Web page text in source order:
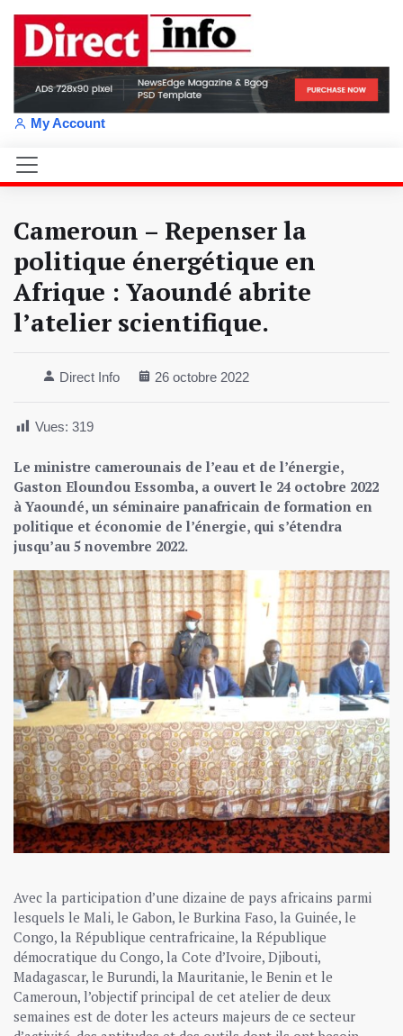
My Account
Cameroun – Repenser la
politique énergétique en
Afrique : Yaoundé abrite
l’atelier scientifique.
Direct Info 26 octobre 2022
Vues: 319
Le ministre camerounais de l’eau et de l’énergie,
Gaston Eloundou Essomba, a ouvert le 24 octobre 2022
à Yaoundé, un séminaire panafricain de formation en
politique et économie de l’énergie, qui s’étendra
jusqu’au 5 novembre 2022.
Avec la participation d’une dizaine de pays africains parmi
lesquels le Mali, le Gabon, le Burkina Faso, la Guinée, le
Congo, la République centrafricaine, la République
démocratique du Congo, la Cote d’Ivoire, Djibouti,
Madagascar, le Burundi, la Mauritanie, le Benin et le
Cameroun, l’objectif principal de cet atelier de deux
semaines est de doter les acteurs majeurs de ce secteur